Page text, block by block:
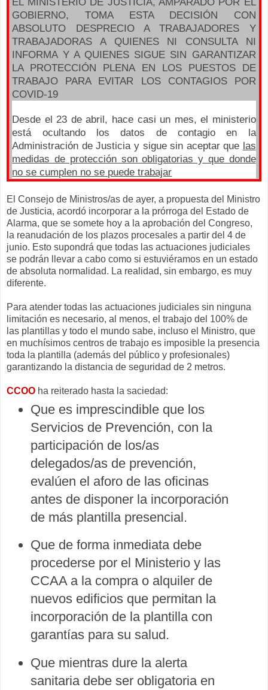
GOBIERNO, TOMA ESTA DECISIÓN CON
ABSOLUTO DESPRECIO A TRABAJADORES Y
TRABAJADORAS A QUIENES NI CONSULTA NI
INFORMA Y A QUIENES SIGUE SIN GARANTIZAR
LA PROTECCIÓN PLENA EN LOS PUESTOS DE
TRABAJO PARA EVITAR LOS CONTAGIOS POR
COVID-19
Desde el 23 de abril, hace casi un mes, el ministerio
está ocultando los datos de contagio en la
Administración de Justicia y sigue sin aceptar que las
medidas de protección son obligatorias y que donde
no se cumplen no se puede trabajar
El Consejo de Ministros/as de ayer, a propuesta del Ministro
de Justicia, acordó incorporar a la prórroga del Estado de
Alarma, que se somete hoy a la aprobación del Congreso,
la reanudación de los plazos procesales a partir del 4 de
junio. Esto supondrá que todas las actuaciones judiciales
se podrán llevar a cabo como si estuviéramos en un estado
de absoluta normalidad. La realidad, sin embargo, es muy
diferente.
Para atender todas las actuaciones judiciales sin ninguna
limitación es necesario, al menos, el trabajo del 100% de
las plantillas y todo el mundo sabe, incluso el Ministro, que
en muchísimos centros de trabajo es imposible la presencia
toda la plantilla (además del público y profesionales)
garantizando la distancia de seguridad de 2 metros.
CCOO ha reiterado hasta la saciedad:
Que es imprescindible que los
Servicios de Prevención, con la
participación de los/as
delegados/as de prevención,
evalúen el aforo de las oficinas
antes de disponer la incorporación
de más plantilla presencial.
Que de forma inmediata debe
procederse por el Ministerio y las
CCAA a la compra o alquiler de
nuevos edificios que permitan la
incorporación de la plantilla con
garantías para su salud.
Que mientras dure la alerta
sanitaria debe ser obligatoria en